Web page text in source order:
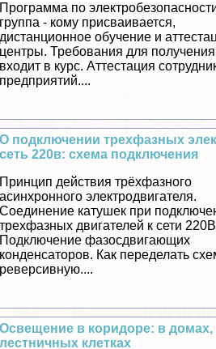
Программа по
группа - кому присваивается,
дистанционное обучение и
центры. Требования для
входит в курс. Аттестация
предприятий....
О подключении трехфазных
сеть 220в: схема подключения
Принцип действия трёхфазного
асинхронного электродвигателя.
Соединение катушек при
трехфазных двигателей к сети
Подключение фазосдвигающих
конденсаторов. Как переделать
реверсивную....
Освещение в коридоре: в домах,
лестничных клетках